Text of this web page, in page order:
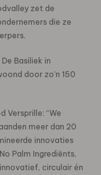
zet de
die ze
Basiliek in
door zo’n 150
Versprille: “We
meer dan 20
innovaties
Palm Ingrediënts,
circulair én